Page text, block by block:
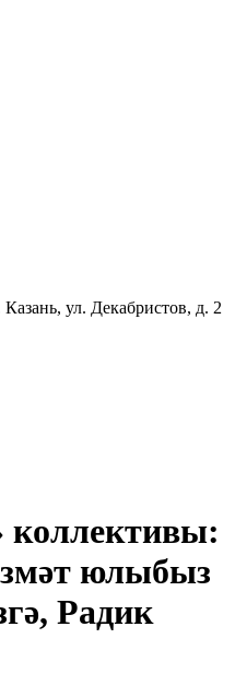
ул. Декабристов, д. 2
юлыбыз
Радик